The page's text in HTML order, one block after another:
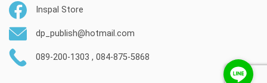
Inspal Store
dp_publish@hotmail.com
089-200-1303 , 084-875-5868